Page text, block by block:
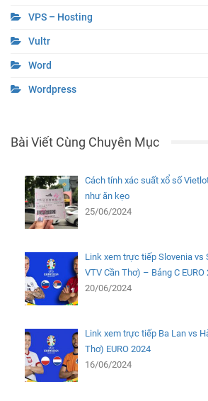
VPS – Hosting
Vultr
Word
Wordpress
Bài Viết Cùng Chuyên Mục
Cách tính xác suất xổ số
như ăn kẹo
25/06/2024
Link xem trực tiếp Slovenia vs
VTV Cần Thơ) – Bảng C EURO
20/06/2024
Link xem trực tiếp Ba Lan vs
Thơ) EURO 2024
16/06/2024